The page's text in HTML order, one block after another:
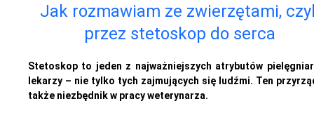
Jak rozmawiam ze zwierzętami,
przez stetoskop do serca
Stetoskop to jeden z najważniejszych atrybutów
lekarzy – nie tylko tych zajmujących się ludźmi. Ten
także niezbędnik w pracy weterynarza.